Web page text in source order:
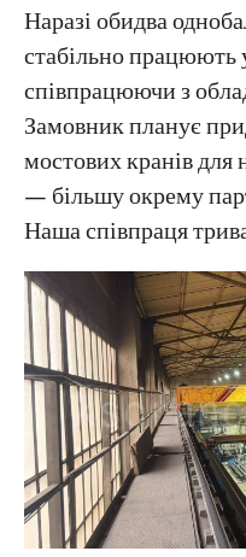
Наразі обидва
стабільно працюють
співпрацюючи з
Замовник планує
мостових кранів для
— більшу окрему
Наша співпраця